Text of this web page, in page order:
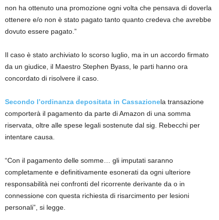
non ha ottenuto una promozione ogni volta che pensava di doverla
ottenere e/o non è stato pagato tanto quanto credeva che avrebbe
dovuto essere pagato.”
Il caso è stato archiviato lo scorso luglio, ma in un accordo firmato
da un giudice, il Maestro Stephen Byass, le parti hanno ora
concordato di risolvere il caso.
Secondo l’ordinanza depositata in Cassazionela transazione
comporterà il pagamento da parte di Amazon di una somma
riservata, oltre alle spese legali sostenute dal sig. Rebecchi per
intentare causa.
“Con il pagamento delle somme… gli imputati saranno
completamente e definitivamente esonerati da ogni ulteriore
responsabilità nei confronti del ricorrente derivante da o in
connessione con questa richiesta di risarcimento per lesioni
personali”, si legge.